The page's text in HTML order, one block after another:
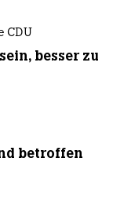
CDU
besser zu
betroffen